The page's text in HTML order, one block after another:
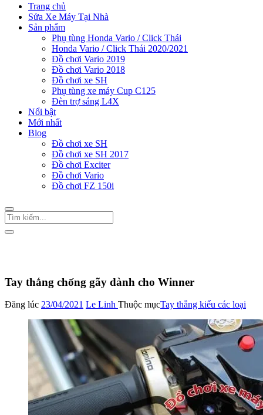
Trang chủ
Sửa Xe Máy Tại Nhà
Sản phẩm
Phụ tùng Honda Vario / Click Thái
Honda Vario / Click Thái 2020/2021
Đồ chơi Vario 2019
Đồ chơi Vario 2018
Đồ chơi xe SH
Phụ tùng xe máy Cup C125
Đèn trợ sáng L4X
Nổi bật
Mới nhất
Blog
Đồ chơi xe SH
Đồ chơi xe SH 2017
Đồ chơi Exciter
Đồ chơi Vario
Đồ chơi FZ 150i
Tay thắng chống gãy dành cho Winner
Đăng lúc 23/04/2021 Le Linh Thuộc mụcTay thắng kiểu các loại